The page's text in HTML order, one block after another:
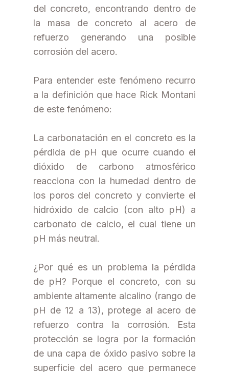
del concreto, encontrando dentro de
la masa de concreto al acero de
refuerzo generando una posible
corrosión del acero.
Para entender este fenómeno recurro
a la definición que hace Rick Montani
de este fenómeno:
La carbonatación en el concreto es la
pérdida de pH que ocurre cuando el
dióxido de carbono atmosférico
reacciona con la humedad dentro de
los poros del concreto y convierte el
hidróxido de calcio (con alto pH) a
carbonato de calcio, el cual tiene un
pH más neutral.
¿Por qué es un problema la pérdida
de pH? Porque el concreto, con su
ambiente altamente alcalino (rango de
pH de 12 a 13), protege al acero de
refuerzo contra la corrosión. Esta
protección se logra por la formación
de una capa de óxido pasivo sobre la
superficie del acero que permanece